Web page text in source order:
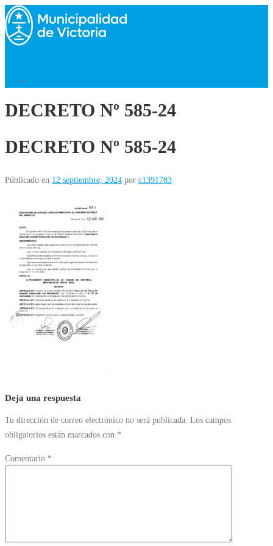
Saltar
al
contenido
DECRETO Nº 585-24
DECRETO Nº 585-24
Públicado en 12 septiembre, 2024 por c1391783
Deja una respuesta
Tu dirección de correo electrónico no será publicada. Los campos
obligatorios están marcados con *
Comentario *